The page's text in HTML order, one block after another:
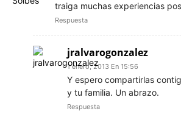
traiga muchas experiencias
Respuesta
jralvarogonzalez
1 enero, 2013 En 15:56
Y espero compartirlas
y tu familia. Un abrazo.
Respuesta